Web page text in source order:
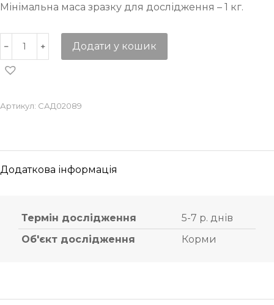
Мінімальна маса зразку для дослідження – 1 кг.
Додати у кошик
Артикул: САД02089
Додаткова інформація
Термін дослідження
5-7 р. днів
Об'єкт дослідження
Корми